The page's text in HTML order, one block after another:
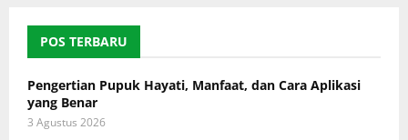
POS TERBARU
Pengertian Pupuk Hayati, Manfaat, dan Cara Aplikasi
yang Benar
3 Agustus 2026